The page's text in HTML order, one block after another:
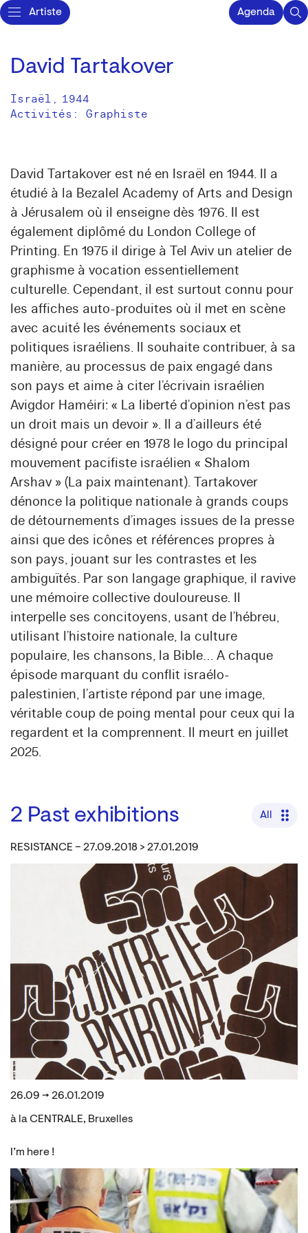
Artiste Agenda
David Tartakover
Israël , 1944
Activités: Graphiste
David Tartakover est né en Israël en 1944. Il a
étudié à la Bezalel Academy of Arts and Design
à Jérusalem où il enseigne dès 1976. Il est
également diplômé du London College of
Printing. En 1975 il dirige à Tel Aviv un atelier de
graphisme à vocation essentiellement
culturelle. Cependant, il est surtout connu pour
les affiches auto-produites où il met en scène
avec acuité les événements sociaux et
politiques israéliens. Il souhaite contribuer, à sa
manière, au processus de paix engagé dans
son pays et aime à citer l’écrivain israélien
Avigdor Haméiri: « La liberté d’opinion n’est pas
un droit mais un devoir ». Il a d’ailleurs été
désigné pour créer en 1978 le logo du principal
mouvement pacifiste israélien « Shalom
Arshav » (La paix maintenant). Tartakover
dénonce la politique nationale à grands coups
de détournements d’images issues de la presse
ainsi que des icônes et références propres à
son pays, jouant sur les contrastes et les
ambiguïtés. Par son langage graphique, il ravive
une mémoire collective douloureuse. Il
interpelle ses concitoyens, usant de l’hébreu,
utilisant l’histoire nationale, la culture
populaire, les chansons, la Bible… A chaque
épisode marquant du conflit israélo-
palestinien, l’artiste répond par une image,
véritable coup de poing mental pour ceux qui la
regardent et la comprennent. Il meurt en juillet
2025.
2 Past exhibitions All
RESISTANCE – 27.09.2018 > 27.01.2019
26.09 → 26.01.2019
à la CENTRALE, Bruxelles
I’m here !